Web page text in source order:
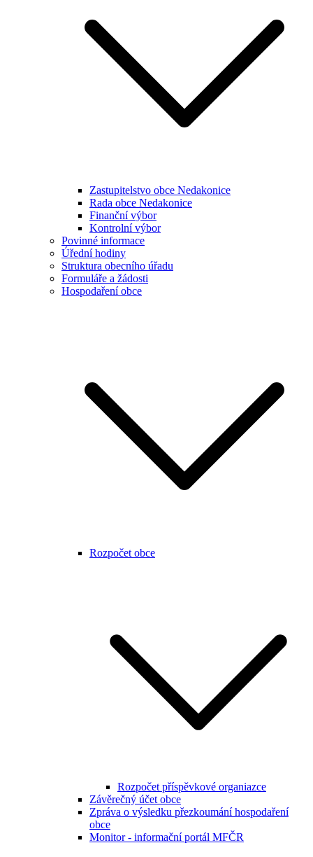
Zastupitelstvo obce Nedakonice
Rada obce Nedakonice
Finanční výbor
Kontrolní výbor
Povinné informace
Úřední hodiny
Struktura obecního úřadu
Formuláře a žádosti
Hospodaření obce
Rozpočet obce
Rozpočet příspěvkové organiazce
Závěrečný účet obce
Zpráva o výsledku přezkoumání hospodaření
obce
Monitor - informační portál MFČR